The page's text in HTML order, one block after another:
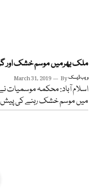
ملک بھرمیں موسم خشک اور
March 31, 2019 Byویب ڈیسک
اسلام آباد: محکمہ موسمیات
میں موسم خشک رہنے کی